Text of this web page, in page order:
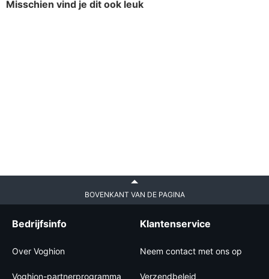
Misschien vind je dit ook leuk
BOVENKANT VAN DE PAGINA
Bedrijfsinfo
Over Voghion
Voghion-partnerprogramma
Klantenservice
Neem contact met ons op
Verzendbeleid